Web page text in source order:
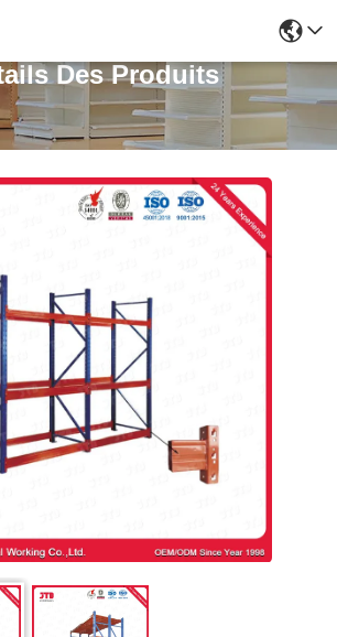
Des Produits